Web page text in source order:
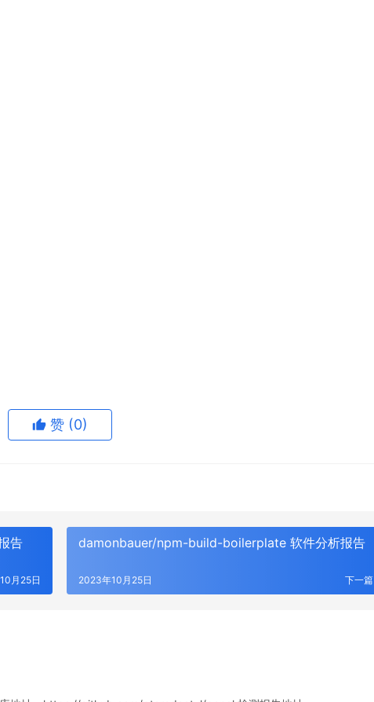
赞 (0)
告
月25日
damonbauer/npm-build-boilerplate 软件分析报告
下一篇
2023年10月25日